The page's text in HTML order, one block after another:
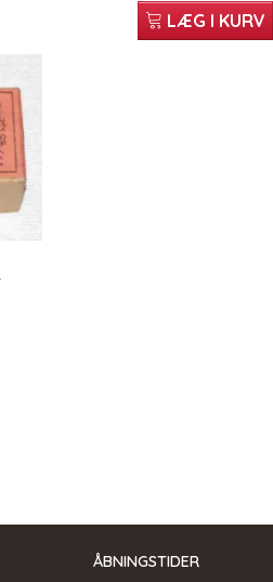
LÆG I KURV
ÅBNINGSTIDER